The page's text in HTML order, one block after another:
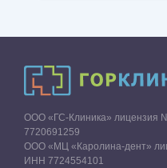
ООО «ГС-Клиника» лицензия
7720691259
ООО «МЦ «Каролина-дент»
ИНН 7724554101